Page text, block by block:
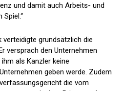
und damit auch Arbeits- und
verteidigte grundsätzlich die
versprach den Unternehmen
als Kanzler keine
geben werde. Zudem
die vom